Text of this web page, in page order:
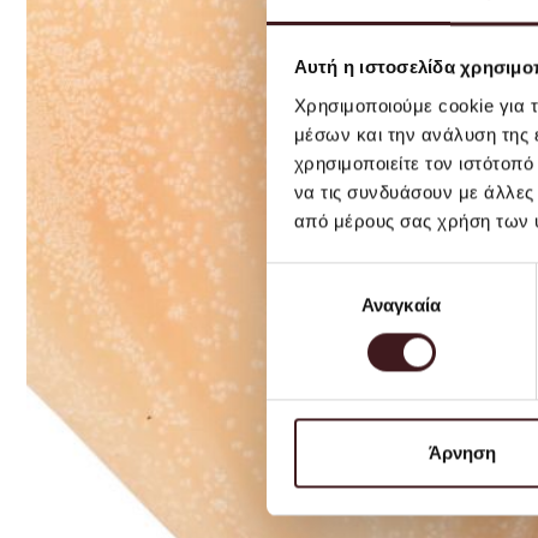
Αυτή η ιστοσελίδα
Χρησιμοποιούμε cookie για
μέσων και την ανάλυση της
χρησιμοποιείτε τον
να τις συνδυάσουν με
από μέρους σας χρήση των
συγκατάθεσηςΑναγκαία
Άρνηση